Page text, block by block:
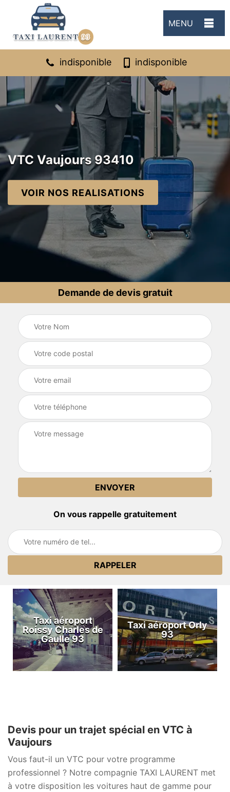
MENU
indisponible indisponible
VTC Vaujours 93410
VOIR NOS REALISATIONS
Demande de devis gratuit
On vous rappelle gratuitement
Taxi aéroport
Roissy Charles de
Gaulle 93
Taxi aéroport Orly
93
Devis pour un trajet spécial en VTC à
Vaujours
Vous faut-il un VTC pour votre programme
professionnel ? Notre compagnie TAXI LAURENT met
à votre disposition les voitures haut de gamme pour